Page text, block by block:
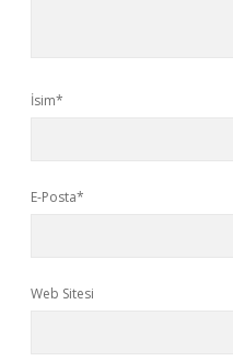
İsim*
E-Posta*
Web Sitesi